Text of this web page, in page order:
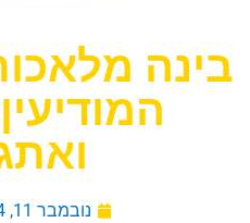
בינה
נובמבר 11, 2024